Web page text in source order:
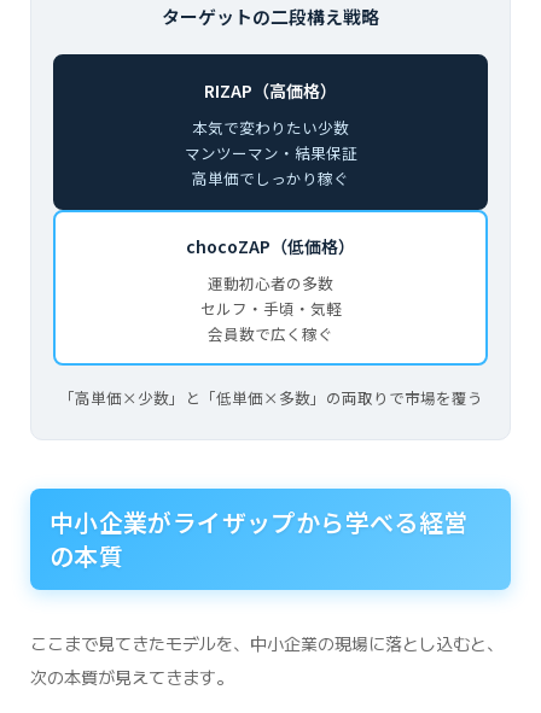
ターゲットの二段構え戦略
RIZAP（高価格）
本気で変わりたい少数
マンツーマン・結果保証
高単価でしっかり稼ぐ
chocoZAP（低価格）
運動初心者の多数
セルフ・手頃・気軽
会員数で広く稼ぐ
「高単価×少数」と「低単価×多数」の両取りで市場を覆う
中小企業がライザップから学べる経営
の本質
ここまで見てきたモデルを、中小企業の現場に落とし込むと、
次の本質が見えてきます。